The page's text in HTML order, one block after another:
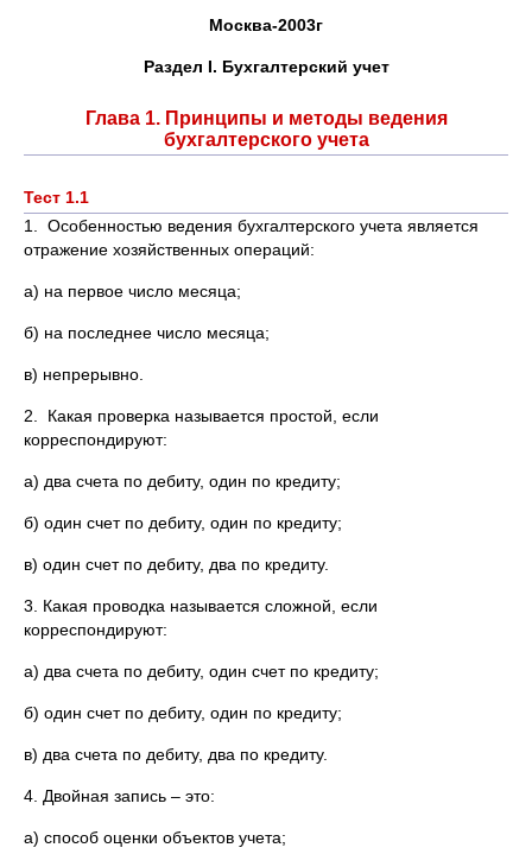
Москва-2003г
Раздел I. Бухгалтерский учет
Глава 1. Принципы и методы ведения
бухгалтерского учета
Тест 1.1
1. Особенностью ведения бухгалтерского учета является
отражение хозяйственных операций:
а) на первое число месяца;
б) на последнее число месяца;
в) непрерывно.
2. Какая проверка называется простой, если
корреспондируют:
а) два счета по дебиту, один по кредиту;
б) один счет по дебиту, один по кредиту;
в) один счет по дебиту, два по кредиту.
3. Какая проводка называется сложной, если
корреспондируют:
а) два счета по дебиту, один счет по кредиту;
б) один счет по дебиту, один по кредиту;
в) два счета по дебиту, два по кредиту.
4. Двойная запись – это:
а) способ оценки объектов учета;